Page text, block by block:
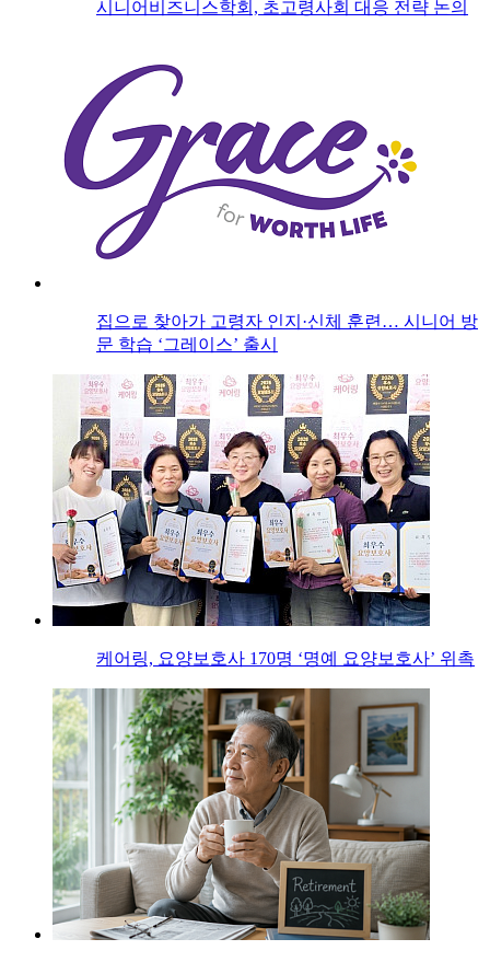
시니어비즈니스학회, 초고령사회 대응 전략 논의
집으로 찾아가 고령자 인지·신체 훈련… 시니어 방
문 학습 ‘그레이스’ 출시
케어링, 요양보호사 170명 ‘명예 요양보호사’ 위촉